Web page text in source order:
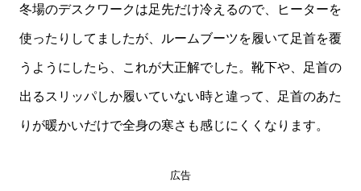
冬場のデスクワークは足先だけ冷えるので、ヒーターを
使ったりしてましたが、ルームブーツを履いて足首を覆
うようにしたら、これが大正解でした。靴下や、足首の
出るスリッパしか履いていない時と違って、足首のあた
りが暖かいだけで全身の寒さも感じにくくなります。
広告